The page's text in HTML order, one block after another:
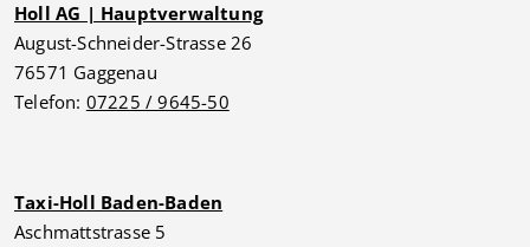
Holl AG | Hauptverwaltung
August-Schneider-Strasse 26
76571 Gaggenau
Telefon: 07225 / 9645-50
Taxi-Holl Baden-Baden
Aschmattstrasse 5